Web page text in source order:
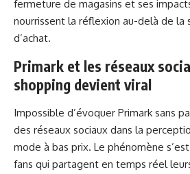
fermeture de magasins et ses
nourrissent la réflexion au-delà de la
d’achat.
Primark et les réseaux
shopping devient viral
Impossible d’évoquer Primark sans
des réseaux sociaux dans la
mode à bas prix. Le phénomène
fans qui partagent en temps réel